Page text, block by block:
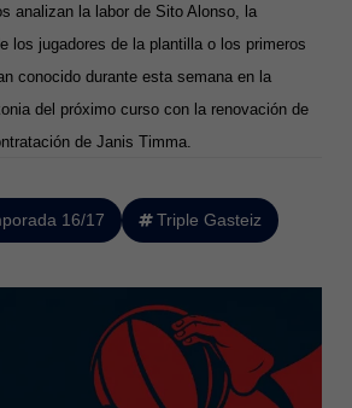
analizan la labor de Sito Alonso, la
los jugadores de la plantilla o los primeros
conocido durante esta semana en la
del próximo curso con la renovación de
de Janis Timma.
16/17 Triple Gasteiz